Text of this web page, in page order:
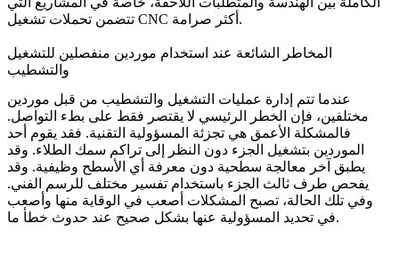
تتضمن تحملات تشغيل CNC أكثر صرامة.
المخاطر الشائعة عند استخدام موردين منفصلين للتشغيل
والتشطيب
عندما تتم إدارة عمليات التشغيل والتشطيب من قبل موردين
مختلفين، فإن الخطر الرئيسي لا يقتصر فقط على بطء التواصل.
فالمشكلة الأعمق هي تجزئة المسؤولية التقنية. فقد يقوم أحد
الموردين بتشغيل الجزء دون النظر إلى تراكم سمك الطلاء. وقد
يطبق آخر معالجة سطحية دون معرفة أي الأسطح وظيفية. وقد
يفحص طرف ثالث الجزء باستخدام تفسير مختلف للرسم الفني.
وفي تلك الحالة، تصبح المشكلات أصعب في الوقاية منها وأصعب
في تحديد المسؤولية عنها بشكل صحيح عند حدوث خطأ ما.